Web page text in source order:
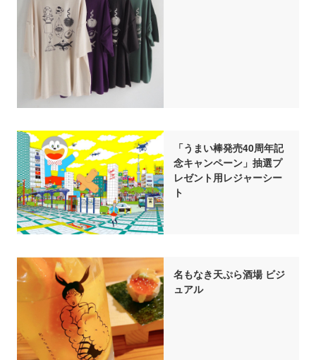
「うまい棒発売40周年記
念キャンペーン」抽選プ
レゼント用レジャーシー
ト
名もなき天ぷら酒場 ビジ
ュアル